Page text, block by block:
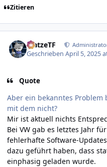
Zitieren
MatzeTF
GeschriebenApril 5, 2025
Quote
Aber ein bekanntes Problem
mit dem nicht?
Mir ist aktuell nichts
Bei VW gab es letztes Jahr
fehlerhafte Software-
dazu geführt haben, dass
einphasig geladen wurde.